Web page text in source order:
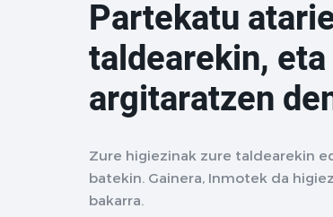
Partekatu
taldearekin,
argitaratzen
Zure higiezinak zure taldearekin
batekin. Gainera, Inmotek da
bakarra.